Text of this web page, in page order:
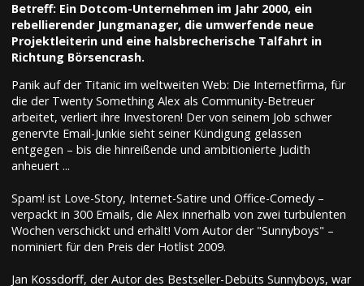
Betreff: Ein Dotcom-Unternehmen im Jahr 2000, ein
rebellierender Jungmanager, die umwerfende neue
Projektleiterin und eine halsbrecherische Talfahrt in
Richtung Börsencrash.
Panik auf der Titanic im weltweiten Web: Die Internetfirma, für
die der Twenty Something Alex als Community-Betreuer
arbeitet, verliert ihre Investoren! Der von seinem Job schwer
genervte Email-Junkie sieht seiner Kündigung gelassen
entgegen – bis die hinreißende und ambitionierte Judith
anheuert ...
Spam! ist Love-Story, Internet-Satire und Office-Comedy –
verpackt in 300 Emails, die Alex innerhalb von zwei turbulenten
Wochen verschickt und erhält! Vom Autor der "Sunnyboys" –
nominiert für den Preis der Hotlist 2009.
Jan Kossdorff, der Autor des Bestseller-Debüts Sunnyboys, war